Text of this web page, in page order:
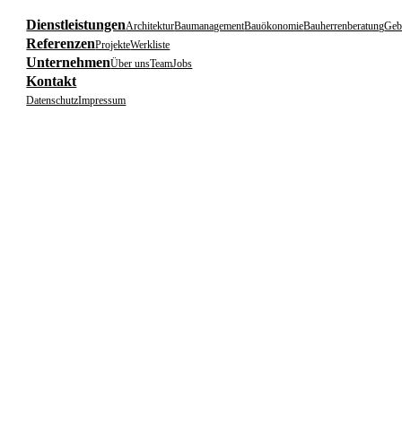
DienstleistungenArchitekturBaumanagementBauökonomieBauherrenberatung
ReferenzenProjekteWerkliste
UnternehmenÜber unsTeamJobs
Kontakt
DatenschutzImpressum